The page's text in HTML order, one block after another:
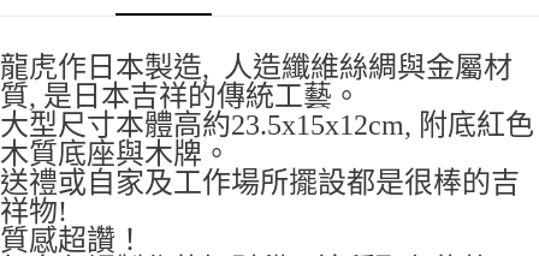
每筆NT$65，滿NT$999(含以上)免運費
宅配
每筆NT$100，滿NT$999(含以上)免運費
龍虎作日本製造, 人造纖維絲綢與金屬材
質, 是日本吉祥的傳統工藝。
大型尺寸本體高約23.5x15x12cm, 附底紅色
木質底座與木牌。
送禮或自家及工作場所擺設都是很棒的吉
祥物!
質感超讚！